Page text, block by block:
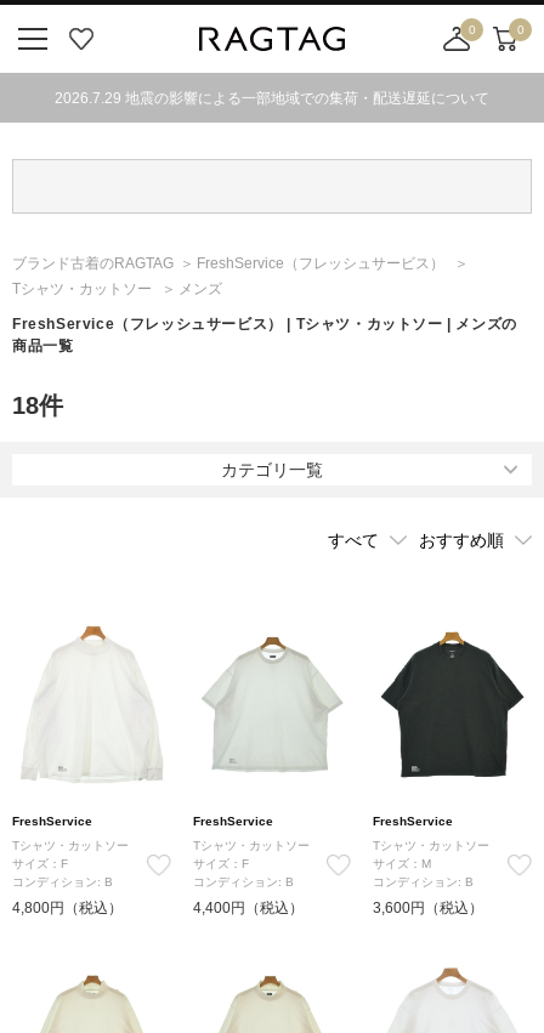
気
0
舗
カ
ト
0
2026.7.29 地震の影響による一部地域での集荷・配送遅延について
ブランド古着のRAGTAG FreshService （フレッシュサービス）
Tシャツ・カットソー
メンズ
FreshService （フレッシュサービス）
| Tシャツ・カットソー | メンズの
商品一覧
18件
カテゴリ一覧
FreshService
Tシャツ・カットソー
サイズ：F
コンディション: B
4,800円（税込）
FreshService
Tシャツ・カットソー
サイズ：F
コンディション: B
4,400円（税込）
FreshService
Tシャツ・カットソー
サイズ：M
コンディション: B
3,600円（税込）